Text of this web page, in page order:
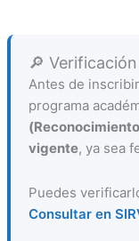
🔎 Verificación
Antes de
programa
vigente, ya sea
Puedes
Consultar en